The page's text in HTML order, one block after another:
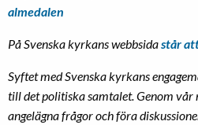
almedalen
På Svenska kyrkans webbsidastår
Syftet med Svenska kyrkans
till det politiska samtalet. Genom
angelägna frågor och föra